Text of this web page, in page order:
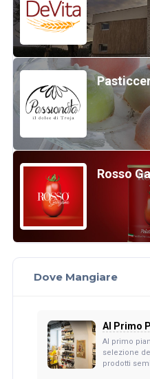
Rosso
Dove Mangiare
Al Primo
Al primo
selezione
prodotti